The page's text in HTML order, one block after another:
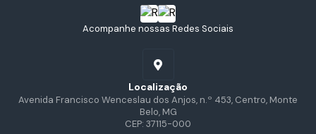
Acompanhe nossas Redes Sociais
Localização
Avenida Francisco Wenceslau dos Anjos, n.º 453, Centro, Monte
Belo, MG
CEP: 37115-000